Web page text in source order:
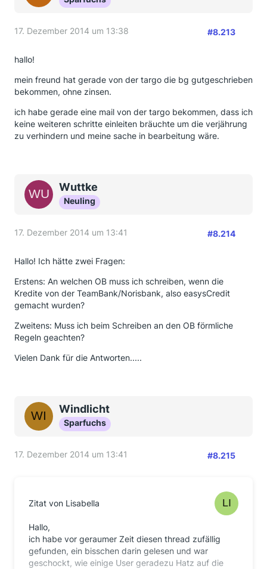
17. Dezember 2014 um 13:38 #8.213
hallo!
mein freund hat gerade von der targo die bg gutgeschrieben
bekommen, ohne zinsen.
ich habe gerade eine mail von der targo bekommen, dass ich
keine weiteren schritte einleiten bräuchte um die verjährung
zu verhindern und meine sache in bearbeitung wäre.
Wuttke
Neuling
17. Dezember 2014 um 13:41 #8.214
Hallo! Ich hätte zwei Fragen:
Erstens: An welchen OB muss ich schreiben, wenn die
Kredite von der TeamBank/Norisbank, also easysCredit
gemacht wurden?
Zweitens: Muss ich beim Schreiben an den OB förmliche
Regeln geachten?
Vielen Dank für die Antworten.....
Windlicht
Sparfuchs
17. Dezember 2014 um 13:41 #8.215
Zitat von Lisabella
Hallo,
ich habe vor geraumer Zeit diesen thread zufällig
gefunden, ein bisschen darin gelesen und war
geschockt, wie einige User geradezu Hatz auf die